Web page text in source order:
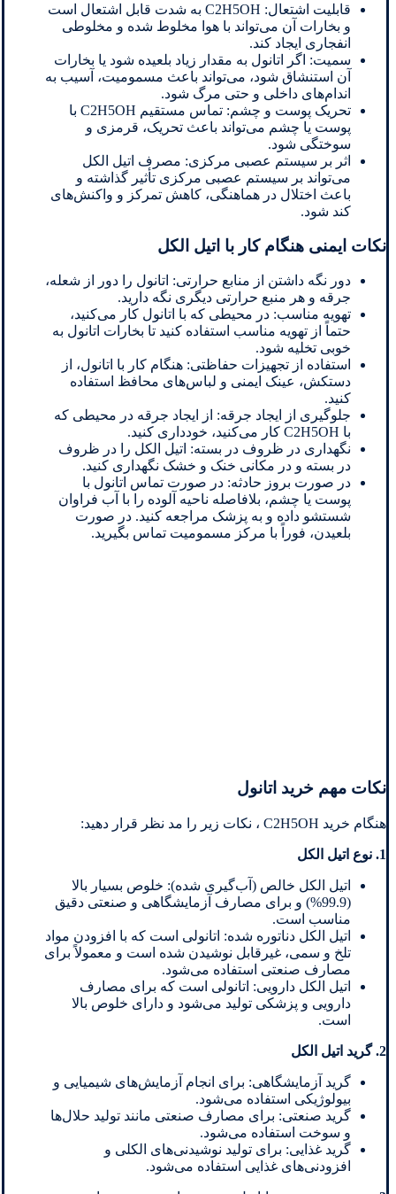
قابلیت اشتعال: C2H5OH به شدت قابل اشتعال است
و بخارات آن می‌تواند با هوا مخلوط شده و مخلوطی
انفجاری ایجاد کند.
سمیت: اگر اتانول به مقدار زیاد بلعیده شود یا بخارات
آن استنشاق شود، می‌تواند باعث مسمومیت، آسیب به
اندام‌های داخلی و حتی مرگ شود.
تحریک پوست و چشم: تماس مستقیم C2H5OH با
پوست یا چشم می‌تواند باعث تحریک، قرمزی و
سوختگی شود.
اثر بر سیستم عصبی مرکزی: مصرف اتیل الکل
می‌تواند بر سیستم عصبی مرکزی تأثیر گذاشته و
باعث اختلال در هماهنگی، کاهش تمرکز و واکنش‌های
کند شود.
نکات ایمنی هنگام کار با اتیل الکل
دور نگه داشتن از منابع حرارتی: اتانول را دور از شعله،
جرقه و هر منبع حرارتی دیگری نگه دارید.
تهویه مناسب: در محیطی که با اتانول کار می‌کنید،
حتماً از تهویه مناسب استفاده کنید تا بخارات اتانول به
خوبی تخلیه شود.
استفاده از تجهیزات حفاظتی: هنگام کار با اتانول، از
دستکش، عینک ایمنی و لباس‌های محافظ استفاده
کنید.
جلوگیری از ایجاد جرقه: از ایجاد جرقه در محیطی که
با C2H5OH کار می‌کنید، خودداری کنید.
نگهداری در ظروف در بسته: اتیل الکل را در ظروف
در بسته و در مکانی خنک و خشک نگهداری کنید.
در صورت بروز حادثه: در صورت تماس اتانول با
پوست یا چشم، بلافاصله ناحیه آلوده را با آب فراوان
شستشو داده و به پزشک مراجعه کنید. در صورت
بلعیدن، فوراً با مرکز مسمومیت تماس بگیرید.
نکات مهم خرید اتانول
هنگام خرید C2H5OH ، نکات زیر را مد نظر قرار دهید:
1. نوع اتیل الکل
اتیل الکل خالص (آب‌گیری شده): خلوص بسیار بالا
(99.9%) و برای مصارف آزمایشگاهی و صنعتی دقیق
مناسب است.
اتیل الکل دناتوره شده: اتانولی است که با افزودن مواد
تلخ و سمی، غیرقابل نوشیدن شده است و معمولاً برای
مصارف صنعتی استفاده می‌شود.
اتیل الکل دارویی: اتانولی است که برای مصارف
دارویی و پزشکی تولید می‌شود و دارای خلوص بالا
است.
2. گرید اتیل الکل
گرید آزمایشگاهی: برای انجام آزمایش‌های شیمیایی و
بیولوژیکی استفاده می‌شود.
گرید صنعتی: برای مصارف صنعتی مانند تولید حلال‌ها
و سوخت استفاده می‌شود.
گرید غذایی: برای تولید نوشیدنی‌های الکلی و
افزودنی‌های غذایی استفاده می‌شود.